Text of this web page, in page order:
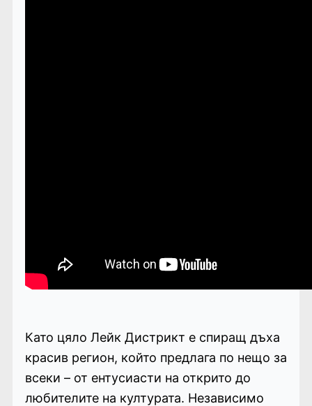
Като цяло Лейк Дистрикт е спиращ дъха
красив регион, който предлага по нещо за
всеки – от ентусиасти на открито до
любителите на културата. Независимо